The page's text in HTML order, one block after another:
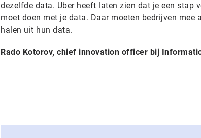
dezelfde data. Uber heeft laten zien dat je een stap
moet doen met je data. Daar moeten bedrijven mee
halen uit hun data.
Rado Kotorov, chief innovation officer bij